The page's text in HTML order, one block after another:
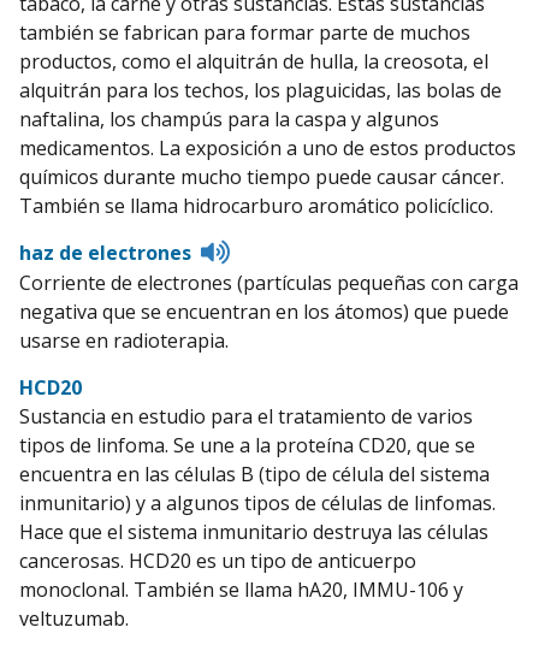
también se fabrican para formar parte de muchos
productos, como el alquitrán de hulla, la creosota, el
alquitrán para los techos, los plaguicidas, las bolas de
naftalina, los champús para la caspa y algunos
medicamentos. La exposición a uno de estos productos
químicos durante mucho tiempo puede causar cáncer.
También se llama hidrocarburo aromático policíclico.
haz de electrones
Listen
to
pronunciation
Corriente de electrones (partículas pequeñas con carga
negativa que se encuentran en los átomos) que puede
usarse en radioterapia.
HCD20
Sustancia en estudio para el tratamiento de varios
tipos de linfoma. Se une a la proteína CD20, que se
encuentra en las células B (tipo de célula del sistema
inmunitario) y a algunos tipos de células de linfomas.
Hace que el sistema inmunitario destruya las células
cancerosas. HCD20 es un tipo de anticuerpo
monoclonal. También se llama hA20, IMMU-106 y
veltuzumab.